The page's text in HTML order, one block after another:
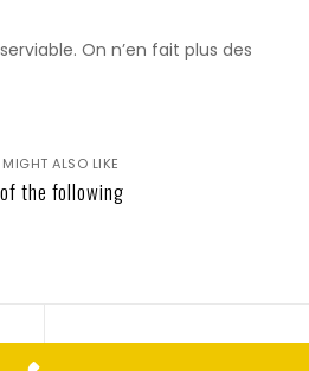
On n’en fait plus des
ALSO LIKE
the following